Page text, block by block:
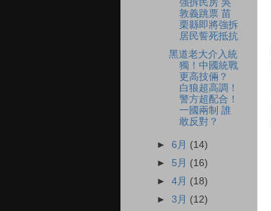
強拆民房 吳
敦義跳票 苗
栗縣即將強拆
居民誓死抵抗
黑道老大介入統
獨！中國統戰
更高技倆？
白狼超高調！
警方超配合！
一國兩制 誰
敢反對？
►6月 (14)
► 5月 (16)
►4月 (18)
►3月 (12)